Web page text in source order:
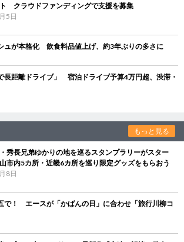
クラウドファンディングで支援を募集
5日
ュが本格化 飲食料品値上げ、約3年ぶりの多さに
長距離ドライブ」 宿泊ドライブ予算4万円超、渋滞・
もっと見る
秀長兄弟ゆかりの地を巡るスタンプラリーがスター
市内5カ所・近畿6カ所を巡り限定グッズをもらおう
8日
で！ エースが「かばんの日」に合わせ「旅行川柳コ